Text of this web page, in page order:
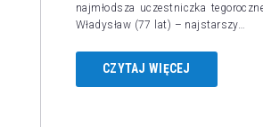
najmłodsza uczestniczka
Władysław (77 lat) – najstarszy…
CZYTAJ WIĘCEJ